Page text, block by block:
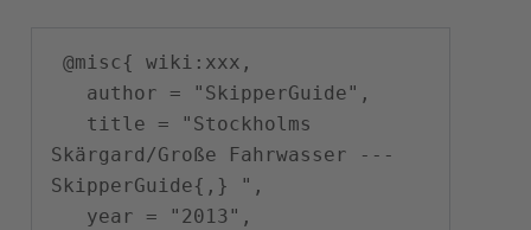
Skärgard/Große Fahrwasser ---
SkipperGuide{,} ",